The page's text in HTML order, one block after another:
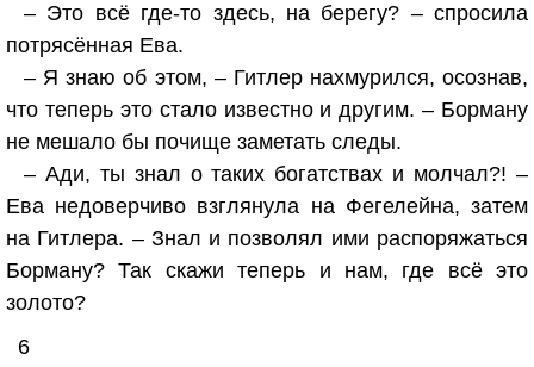
– Это всё где-то здесь, на берегу? – спросила
потрясённая Ева.
– Я знаю об этом, – Гитлер нахмурился, осознав,
что теперь это стало известно и другим. – Борману
не мешало бы почище заметать следы.
– Ади, ты знал о таких богатствах и молчал?! –
Ева недоверчиво взглянула на Фегелейна, затем
на Гитлера. – Знал и позволял ими распоряжаться
Борману? Так скажи теперь и нам, где всё это
золото?
6